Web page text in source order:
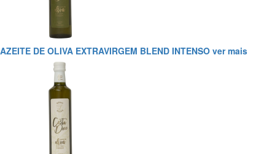
AZEITE DE OLIVA EXTRAVIRGEM BLEND INTENSO ver mais